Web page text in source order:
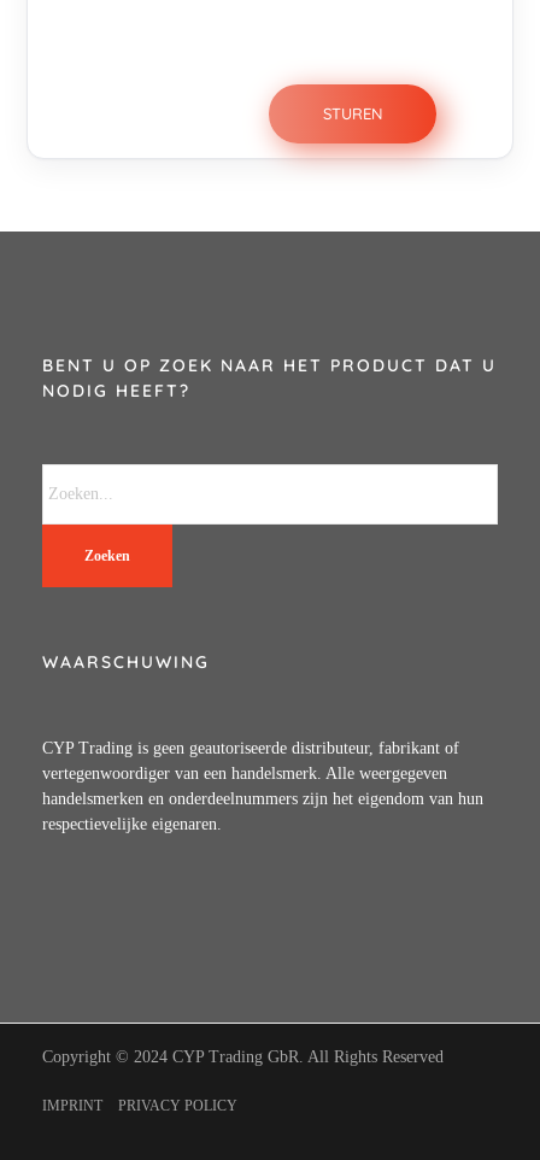
BENT U OP ZOEK NAAR HET PRODUCT DAT U
NODIG HEEFT?
Zoeken
WAARSCHUWING
CYP Trading is geen geautoriseerde distributeur, fabrikant of
vertegenwoordiger van een handelsmerk. Alle weergegeven
handelsmerken en onderdeelnummers zijn het eigendom van hun
respectievelijke eigenaren.
Copyright © 2024 CYP Trading GbR. All Rights Reserved
IMPRINT PRIVACY POLICY